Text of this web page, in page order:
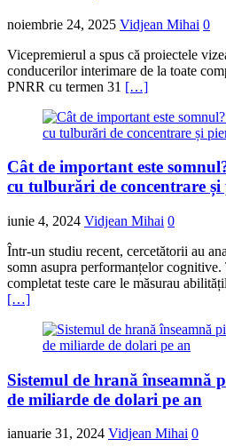
noiembrie 24, 2025 Vidjean Mihai 0
Vicepremierul a spus că proiectele
conducerilor interimare de la toate
PNRR cu termen 31 […]
Cât de important este
cu tulburări de concentrare
iunie 4, 2024 Vidjean Mihai 0
Într-un studiu recent, cercetătorii au
somn asupra performanțelor
completat teste care le măsurau
[…]
Sistemul de hrană înseamnă
de miliarde de dolari pe an
ianuarie 31, 2024 Vidjean Mihai 0